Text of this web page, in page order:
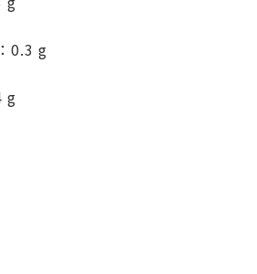
0.3 g
g